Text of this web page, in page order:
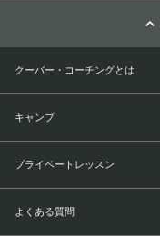
クーバー・コーチングとは
キャンプ
プライベートレッスン
よくある質問